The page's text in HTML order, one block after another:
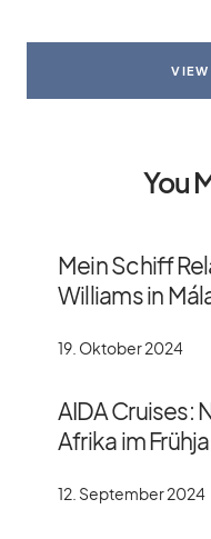
You
Mein Schiff
Williams in
19. Oktober 2024
AIDA Cruises:
Afrika im
12. September 2024